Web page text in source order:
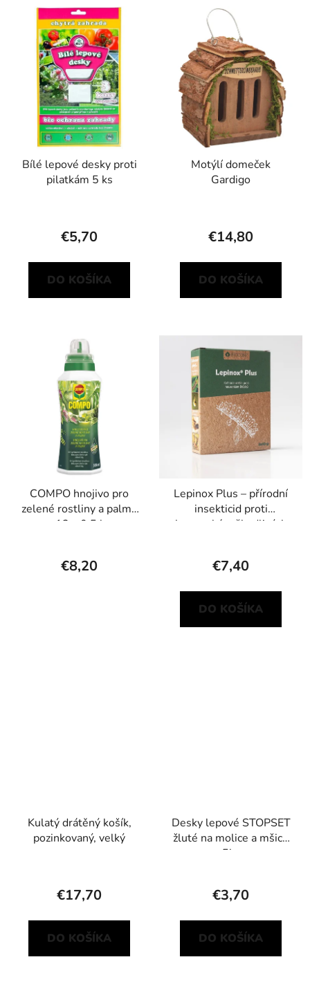
Bílé lepové desky proti
pilatkám 5 ks
€5,70
DO KOŠÍKA
Motýlí domeček
Gardigo
€14,80
DO KOŠÍKA
COMPO hnojivo pro
zelené rostliny a palmy
12 x 0,5 l
€8,20
Lepinox Plus – přírodní
insekticid proti
housenkám škodlivých
€7,40
DO KOŠÍKA
Kulatý drátěný košík,
pozinkovaný, velký
€17,70
DO KOŠÍKA
Desky lepové STOPSET
žluté na molice a mšice
5ks
€3,70
DO KOŠÍKA